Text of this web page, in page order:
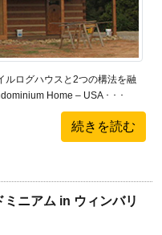
ルログハウスと2つの構法を融
Home – USA ･ ･ ･
続きを読む
ニアム in ウィンバリ